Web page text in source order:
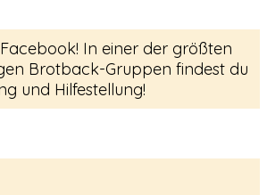
In einer der größten
Brotback-Gruppen findest du
und Hilfestellung!